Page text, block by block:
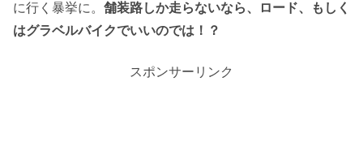
に行く暴挙に。 舗装路しか走らないなら、ロード、もしく
はグラベルバイクでいいのでは！？
スポンサーリンク